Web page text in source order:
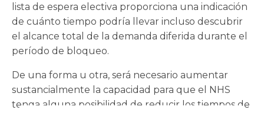
lista de espera electiva proporciona una indicación
de cuánto tiempo podría llevar incluso descubrir
el alcance total de la demanda diferida durante el
período de bloqueo.
De una forma u otra, será necesario aumentar
sustancialmente la capacidad para que el NHS
tenga alguna posibilidad de reducir los tiempos de